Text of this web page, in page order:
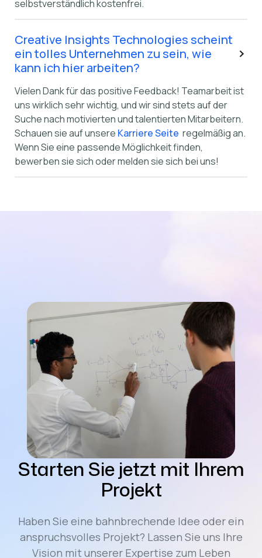
selbstverständlich kostenfrei.
Creative Insights Technologies scheint
ein tolles Unternehmen zu sein, wie
kann ich hier arbeiten?
Vielen Dank für das positive Feedback! Teamarbeit ist
uns wirklich sehr wichtig, und wir sind stets auf der
Suche nach motivierten und talentierten Mitarbeitern.
Schauen sie auf unsere Karriere Seite regelmäßig an.
Wenn Sie eine passende Möglichkeit finden,
bewerben sie sich oder melden sie sich bei uns!
Starten Sie jetzt mit Ihrem
Projekt
Haben Sie eine bahnbrechende Idee oder ein
anspruchsvolles Projekt? Lassen Sie uns Ihre
Vision mit unserer Expertise zum Leben